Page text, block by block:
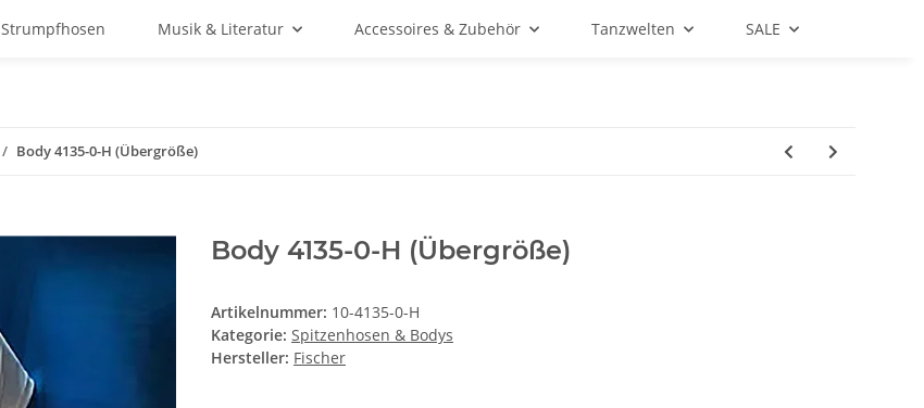
Strumpfhosen Musik & Literatur Accessoires & Zubehör Tanzwelten SALE
Body 4135-0-H (Übergröße)
Body 4135-0-H (Übergröße)
Artikelnummer: 10-4135-0-H
Kategorie: Spitzenhosen & Bodys
Hersteller: Fischer